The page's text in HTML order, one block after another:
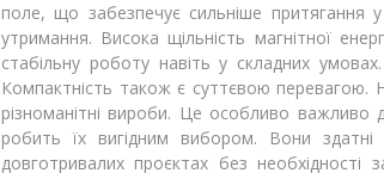
поле, що забезпечує сильніше притягання
утримання. Висока щільність магнітної
стабільну роботу навіть у складних
Компактність також є суттєвою перевагою.
різноманітні вироби. Це особливо важливо
робить їх вигідним вибором. Вони здатні
довготривалих проєктах без необхідності